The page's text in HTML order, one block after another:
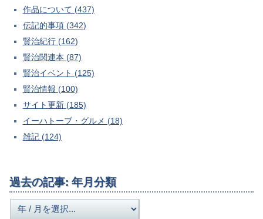
作品について (437)
伝記的事項 (342)
賢治紀行 (162)
賢治関連本 (87)
賢治イベント (125)
賢治情報 (100)
サイト更新 (185)
イーハトーブ・グルメ (18)
雑記 (124)
過去の記事: 年月分類